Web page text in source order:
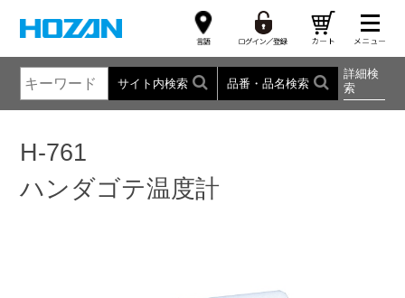
サイト内検索 品番・品名検索
詳細検
索
H-761
ハンダゴテ温度計